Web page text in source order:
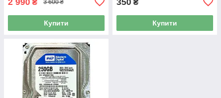
₴ 3 600 ₴
Купити
₴
Купити